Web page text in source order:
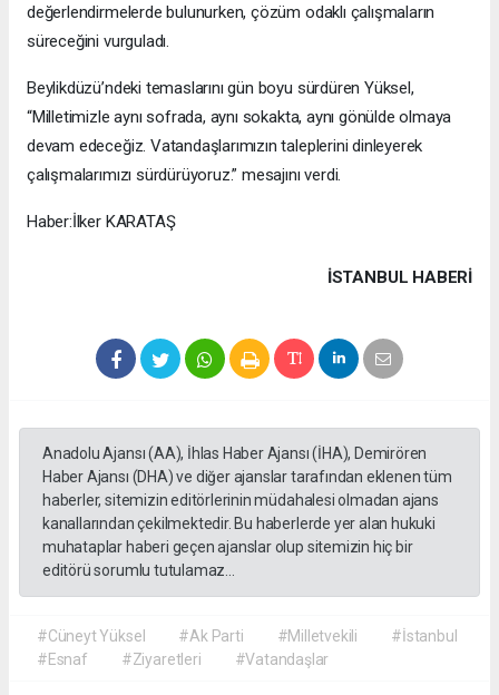
değerlendirmelerde bulunurken, çözüm odaklı çalışmaların
süreceğini vurguladı.
Beylikdüzü’ndeki temaslarını gün boyu sürdüren Yüksel,
“Milletimizle aynı sofrada, aynı sokakta, aynı gönülde olmaya
devam edeceğiz. Vatandaşlarımızın taleplerini dinleyerek
çalışmalarımızı sürdürüyoruz.” mesajını verdi.
Haber:İlker KARATAŞ
İSTANBUL HABERİ
Anadolu Ajansı (AA), İhlas Haber Ajansı (İHA), Demirören
Haber Ajansı (DHA) ve diğer ajanslar tarafından eklenen tüm
haberler, sitemizin editörlerinin müdahalesi olmadan ajans
kanallarından çekilmektedir. Bu haberlerde yer alan hukuki
muhataplar haberi geçen ajanslar olup sitemizin hiç bir
editörü sorumlu tutulamaz...
#Cüneyt Yüksel #Ak Parti #Milletvekili
#İstanbul
#Esnaf
#Ziyaretleri #Vatandaşlar